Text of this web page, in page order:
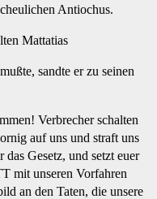
Antiochus.
Mattatias
sandte er zu seinen
Verbrecher schalten
auf uns und straft uns
Gesetz, und setzt euer
mit unseren Vorfahren
an den Taten, die unsere